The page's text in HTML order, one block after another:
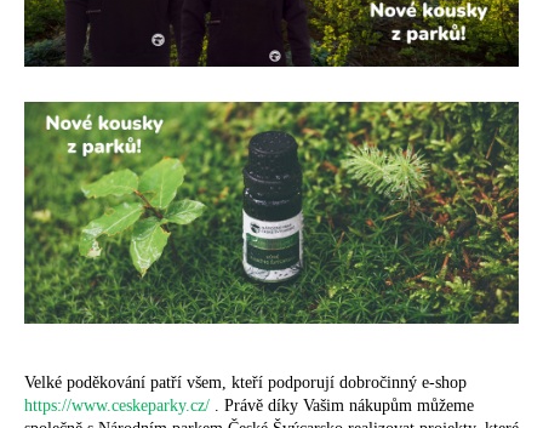
Velké poděkování patří všem, kteří podporují dobročinný e-shop
https://www.ceskeparky.cz/ . Právě díky Vašim nákupům můžeme